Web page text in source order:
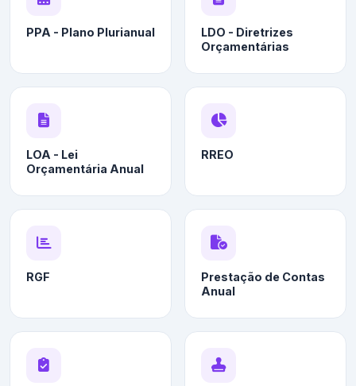
PPA - Plano Plurianual
LDO - Diretrizes
Orçamentárias
LOA - Lei
Orçamentária Anual
RREO
RGF
Prestação de Contas
Anual